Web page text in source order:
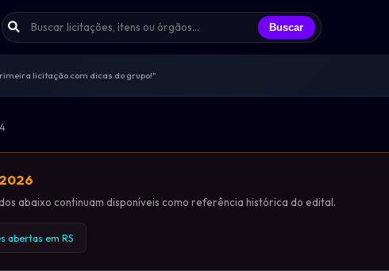
Buscar
licitação com dicas do grupo!"
vendas, sem spam, só networking real
abaixo continuam disponíveis como referência histórica do edital.
abertas em RS